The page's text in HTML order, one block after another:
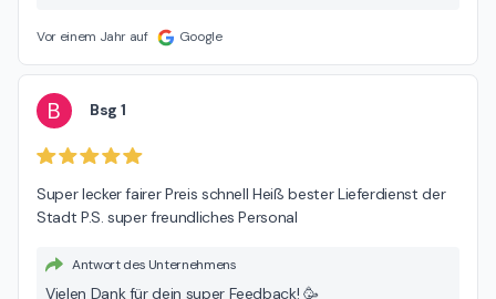
Vor einem Jahr auf Google
B Bsg 1
Super lecker fairer Preis schnell Heiß bester Lieferdienst der
Stadt P.S. super freundliches Personal
Antwort des Unternehmens
Vielen Dank für dein super Feedback! 🥳